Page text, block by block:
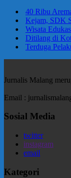
40 Ribu
Kejam, SDK
Wisata
Ditilang di
Terduga
Jurnalis Malang
Email :
Sosial Media
twitter
instagram
email
Kategori